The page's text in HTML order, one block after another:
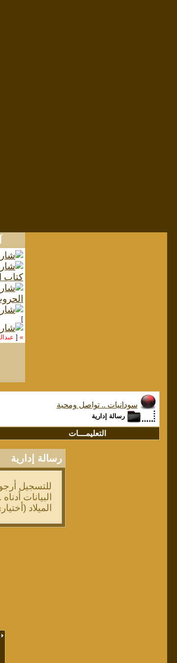
كتاب
]
»
[
سودانيات .. تواصل ومحبة
رسالة إدارية
التعليمـــات
رسالة إدارية
للتسجيل
الميلاد